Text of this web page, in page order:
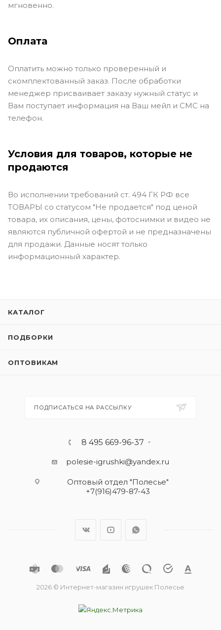
мгновенно.
Оплата
Оплатить можно только проверенный и
скомплектованный заказ. После обработки
менеджер присваивает заказу нужный статус и
Вам поступает информация на Ваш мейл и СМС на
телефон.
Условия для товаров, которые не
продаются
Во исполнении требований ст. 494 ГК РФ все
ТОВАРЫ со статусом "Не продается" под ценой
товара, их описания, цены, фотоснимки и видео не
являются публичной офертой и не предназначены
для продажи. Данные носят только
информационный характер.
КАТАЛОГ
ПОДБОРКИ
ОПТОВИКАМ
ПОДПИСАТЬСЯ НА РАССЫЛКУ
8 495 669-96-37
polesie-igrushki@yandex.ru
Оптовый отдел "Полесье"
+7(916)479-87-43
2026 © Интернет-магазин игрушек Полесье